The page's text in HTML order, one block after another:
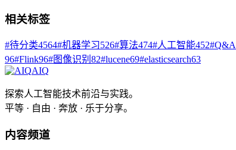
相关标签
#待分类4564#机器学习526#算法474#人工智能452#Q&A
96#Flink96#图像识别 82#lucene69#elasticsearch63
AIQ
探索人工智能技术前沿与实践。
平等 · 自由 · 奔放 · 乐于分享。
内容频道